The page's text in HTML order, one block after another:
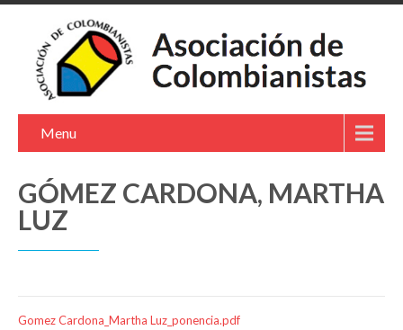
Menu
GÓMEZ CARDONA, MARTHA
LUZ
Gomez Cardona_Martha Luz_ponencia.pdf